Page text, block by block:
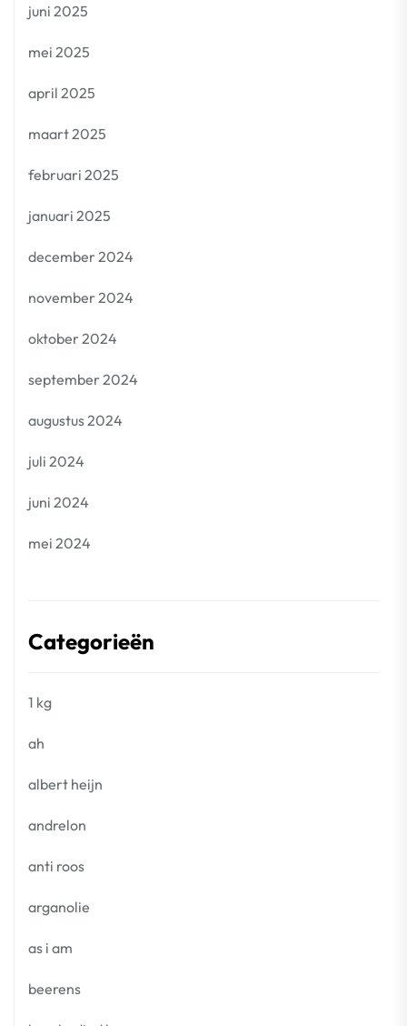
juni 2025
mei 2025
april 2025
maart 2025
februari 2025
januari 2025
december 2024
november 2024
oktober 2024
september 2024
augustus 2024
juli 2024
juni 2024
mei 2024
Categorieën
1 kg
ah
albert heijn
andrelon
anti roos
arganolie
as i am
beerens